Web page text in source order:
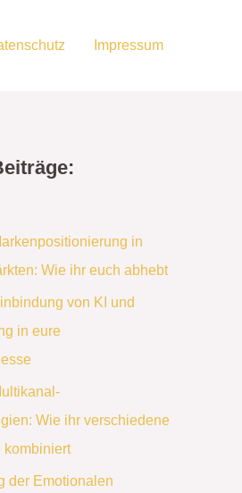
Impressum
in
Wie ihr euch abhebt
von KI und
in eure
Wie ihr verschiedene
kombiniert
der Emotionalen